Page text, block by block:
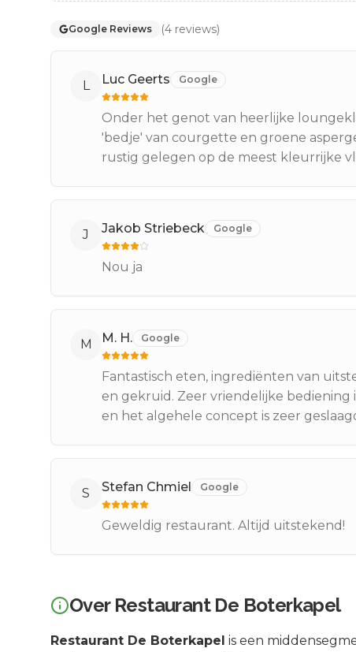
Google Reviews (4 reviews)
L Luc Geerts Google
Onder het genot van heerlijke
'bedje' van courgette en groene
rustig gelegen op de meest kleurrijke
J Jakob Striebeck Google
Nou ja
M M. H. Google
Fantastisch eten, ingrediënten van
en gekruid. Zeer vriendelijke
en het algehele concept is zeer
S Stefan Chmiel Google
Geweldig restaurant. Altijd uitstekend!
Over Restaurant De Boterkapel
Restaurant De Boterkapel is een